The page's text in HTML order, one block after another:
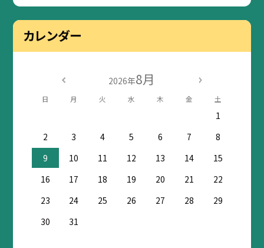
カレンダー
2026年8月
日 月 火 水 木 金 土
1
2
3 4 5 6 7
8
9
10 11 12 13 14
15
16
17 18 19 20 21
22
23
24 25 26 27 28
29
30
31